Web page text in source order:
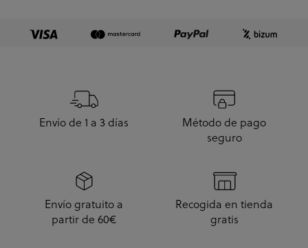
Envío de 1 a 3 días
Método de pago
seguro
Envío gratuito a
partir de 60€
Recogida en tienda
gratis